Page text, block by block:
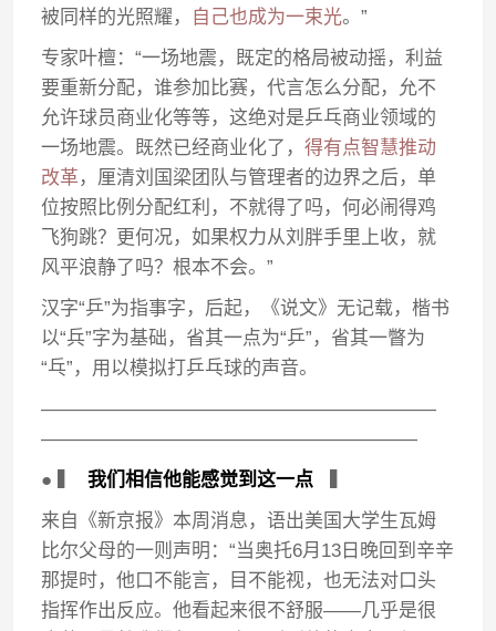
被同样的光照耀， 自己也成为一束光。”
专家叶檀：“一场地震，既定的格局被动摇，利益
要重新分配，谁参加比赛，代言怎么分配，允不
允许球员商业化等等，这绝对是乒乓商业领域的
一场地震。既然已经商业化了，得有点智慧推动
改革 ，厘清刘国梁团队与管理者的边界之后，单
位按照比例分配红利，不就得了吗，何必闹得鸡
飞狗跳？更何况，如果权力从刘胖手里上收，就
风平浪静了吗？根本不会。”
汉字“乒”为指事字，后起，《说文》无记载，楷书
以“兵”字为基础，省其一点为“乒”，省其一瞥为
“乓”，用以模拟打乒乓球的声音。
—————————————————————
————————————————————
● ▍我们相信他能感觉到这一点
来自《新京报》本周消息，语出美国大学生瓦姆
比尔父母的一则声明：“当奥托6月13日晚回到辛辛
那提时，他口不能言，目不能视，也无法对口头
指挥作出反应。他看起来很不舒服——几乎是很